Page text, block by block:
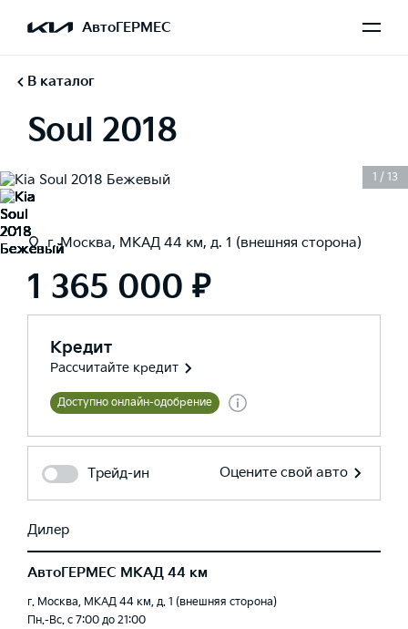
АвтоГЕРМЕС
В каталог
Soul 2018
1 / 13
г. Москва, МКАД 44 км, д. 1 (внешняя сторона)
1 365 000 ₽
Кредит
Рассчитайте кредит
Доступно онлайн-одобрение
Трейд-ин Оцените свой авто
Дилер
АвтоГЕРМЕС МКАД 44 км
г. Москва, МКАД 44 км, д. 1 (внешняя сторона)
Пн.-Вс. с 7:00 до 21:00